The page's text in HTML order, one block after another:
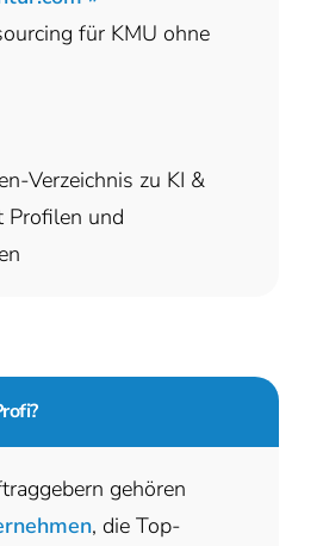
für KMU ohne
Verzeichnis zu KI &
Profilen und
gehören
, die Top-